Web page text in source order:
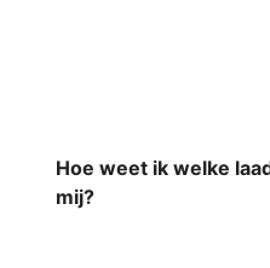
Hoe weet ik welke
mij?